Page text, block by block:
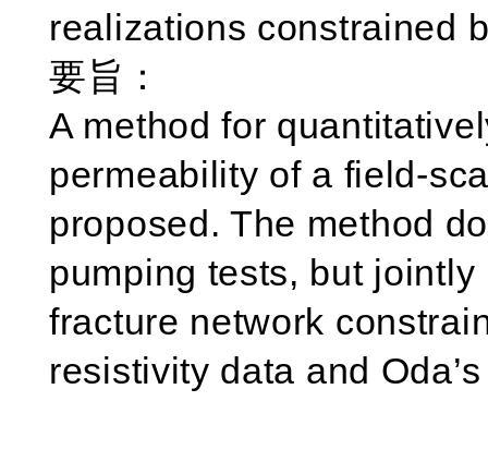
realizations constrained
要旨：
A method for
permeability of a field-
proposed. The method
pumping tests, but
fracture network
resistivity data and